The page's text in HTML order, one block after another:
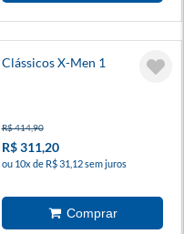
Clássicos X-Men 1
R$ 414,90
R$ 311,20
ou 10x de R$ 31,12 sem juros